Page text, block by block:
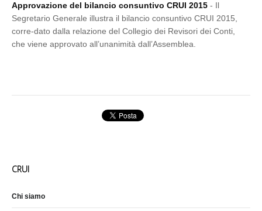
Approvazione del bilancio consuntivo CRUI 2015 - Il
Segretario Generale illustra il bilancio consuntivo CRUI 2015,
corre-dato dalla relazione del Collegio dei Revisori dei Conti,
che viene approvato all’unanimità dall’Assemblea.
CRUI
Chi siamo